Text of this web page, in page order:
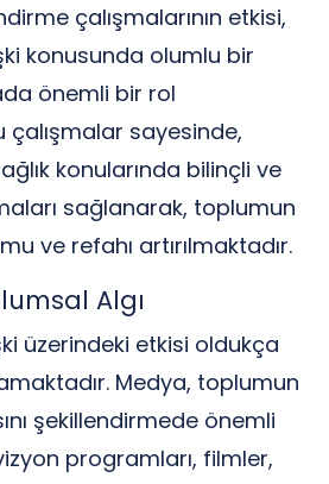
çalışmalarının etkisi,
konusunda olumlu bir
önemli bir rol
çalışmalar sayesinde,
konularında bilinçli ve
sağlanarak, toplumun
ve refahı artırılmaktadır.
Algı
üzerindeki etkisi oldukça
Medya, toplumun
şekillendirmede önemli
programları, filmler,